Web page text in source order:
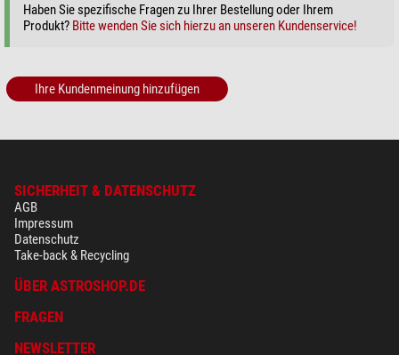
Oculum Verlag Solar Eclipse
$ 34,90*
+ Weitere Zubehörprodukte in dieser Kategorie: 3
$ 69,-*
Alle Preise inklusive der gesetzlichen Mehrwertsteuer, zzgl. Versandkosten.
Haben Sie spezifische Fragen zu Ihrer Bestellung oder Ihrem
Produkt? Bitte wenden Sie sich hierzu an unseren Kundenservice!
Ihre Kundenmeinung hinzufügen
SICHERHEIT & DATENSCHUTZ
AGB
Impressum
Datenschutz
Take-back & Recycling
ÜBER ASTROSHOP.DE
FRAGEN
NEWSLETTER